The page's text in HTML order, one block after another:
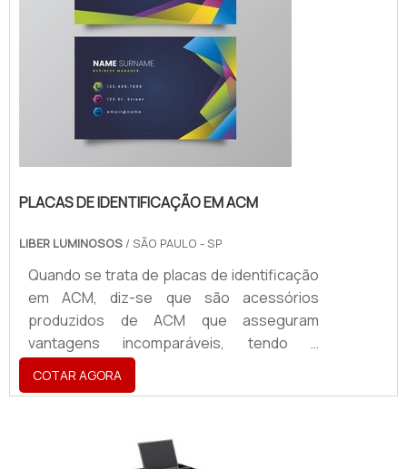
PLACAS DE IDENTIFICAÇÃO EM ACM
LIBER LUMINOSOS / SÃO PAULO - SP
Quando se trata de placas de identificação
em ACM, diz-se que são acessórios
produzidos de ACM que asseguram
vantagens incomparáveis, tendo a
aplicabilidade em atestar a identidade visual
de uma marca, sendo utilizado para a
PRODUTO OFERECE DIVERSAS
COTAR AGORA